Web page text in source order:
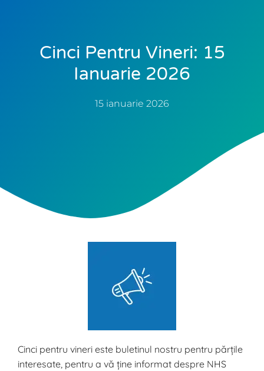
Cinci Pentru Vineri: 15
Ianuarie 2026
15 ianuarie 2026
Cinci pentru vineri este buletinul nostru pentru părțile
interesate, pentru a vă ține informat despre NHS